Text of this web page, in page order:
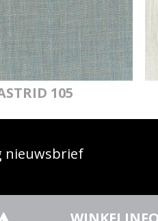
105
nieuwsbrief